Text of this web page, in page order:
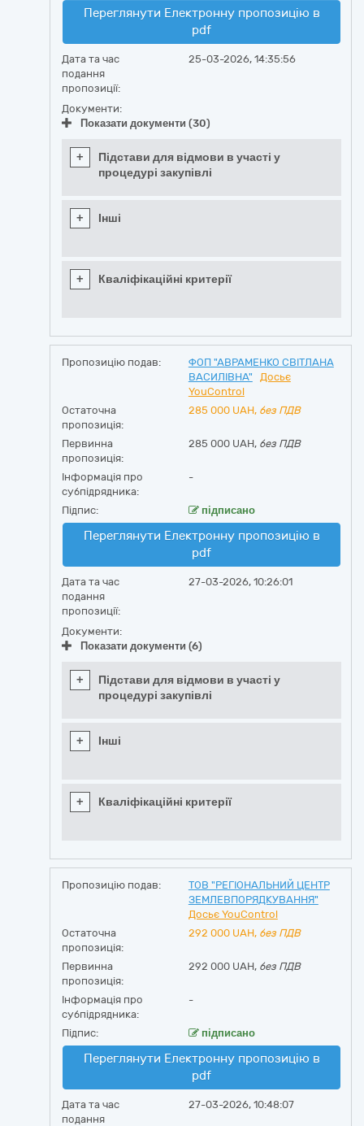
Переглянути Електронну пропозицію в
pdf
Дата та час
подання
пропозиції:
25-03-2026, 14:35:56
Документи:
Показати документи (30)
+
Підстави для відмови в участі у
процедурі закупівлі
+ Інші
+ Кваліфікаційні критерії
Пропозицію подав:
ФОП "АВРАМЕНКО СВІТЛАНА
ВАСИЛІВНА"
Досьє
YouControl
Остаточна
пропозиція:
285 000 UAH, без ПДВ
Первинна
пропозиція:
285 000 UAH, без ПДВ
Інформація про
субпідрядника:
-
Підпис: підписано
Переглянути Електронну пропозицію в
pdf
Дата та час
подання
пропозиції:
27-03-2026, 10:26:01
Документи:
Показати документи (6)
+
Підстави для відмови в участі у
процедурі закупівлі
+ Інші
+ Кваліфікаційні критерії
Пропозицію подав:
ТОВ "РЕГІОНАЛЬНИЙ ЦЕНТР
ЗЕМЛЕВПОРЯДКУВАННЯ"
Досьє YouControl
Остаточна
пропозиція:
292 000 UAH, без ПДВ
Первинна
пропозиція:
292 000 UAH, без ПДВ
Інформація про
субпідрядника:
-
Підпис: підписано
Переглянути Електронну пропозицію в
pdf
Дата та час
подання
27-03-2026, 10:48:07